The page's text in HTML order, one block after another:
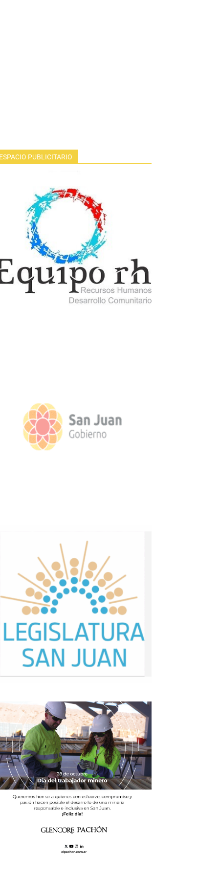
ESPACIO PUBLICITARIO